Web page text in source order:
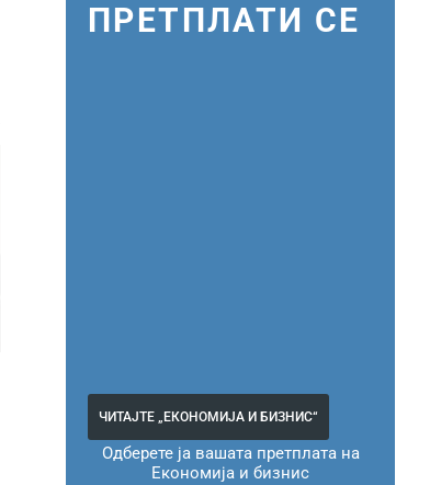
ПРЕТПЛАТИ СЕ
ЧИТАЈТЕ „ЕКОНОМИЈА И БИЗНИС“
Одберете ја вашата претплата на
Економија и бизнис